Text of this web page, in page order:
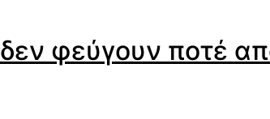
δεν φεύγουν ποτέ